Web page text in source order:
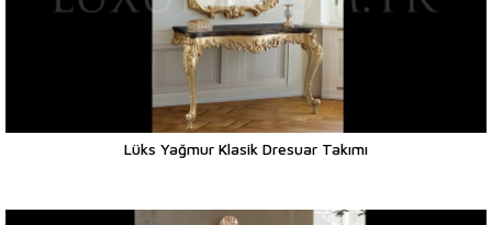
Lüks Yağmur Klasik Dresuar Takımı